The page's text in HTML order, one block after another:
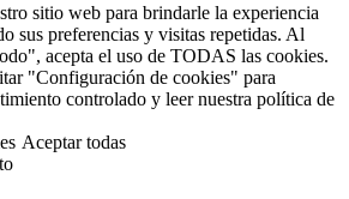
sitio web para brindarle la experiencia
sus preferencias y visitas repetidas. Al
acepta el uso de TODAS las cookies.
"Configuración de cookies" para
controlado y leer nuestra política de
Aceptar todas